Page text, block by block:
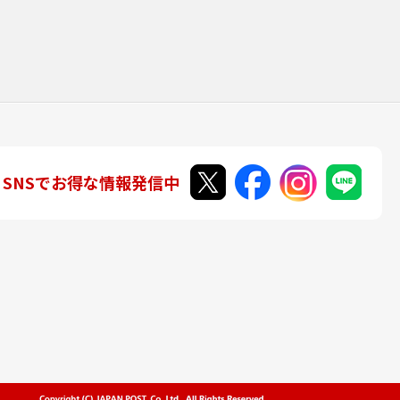
SNSでお得な情報発信中